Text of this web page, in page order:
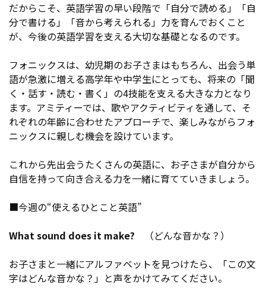
だからこそ、英語学習の早い段階で「自分で読める」「自
分で書ける」「音から考えられる」力を育んでおくこと
が、今後の英語学習を支える大切な基礎となるのです。
フォニックスは、幼児期のお子さまはもちろん、出会う単
語が急激に増える高学年や中学生にとっても、将来の「聞
く・話す・読む・書く」の4技能を支える大きな力となり
ます。アミティーでは、歌やアクティビティを通して、そ
れぞれの年齢に合わせたアプローチで、楽しみながらフォ
ニックスに親しむ機会を設けています。
これから先出会うたくさんの英語に、お子さまが自分から
自信を持って向き合える力を一緒に育てていきましょう。
■今週の“使えるひとこと英語”
What sound does it make? （どんな音かな？）
お子さまと一緒にアルファベットを見つけたら、「この文
字はどんな音かな？」と声をかけてみてください。